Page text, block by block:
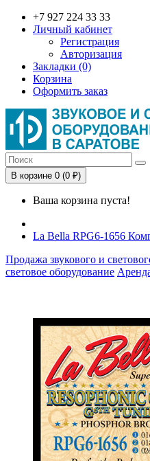
+7 927 224 33 33
Личный кабинет
Регистрация
Авторизация
Закладки (0)
Корзина
Оформить заказ
В корзине 0 (0 ₽)
Ваша корзина пуста!
La Bella RPG6-1656
Продажа звукового и
световое оборудование